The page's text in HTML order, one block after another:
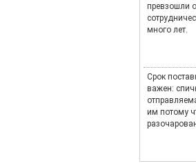
превзошли
много лет.
Срок
важен:
им потому